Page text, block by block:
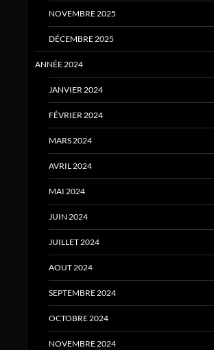
NOVEMBRE 2025
DÉCEMBRE 2025
ANNÉE 2024
JANVIER 2024
FÉVRIER 2024
MARS 2024
AVRIL 2024
MAI 2024
JUIN 2024
JUILLET 2024
AOUT 2024
SEPTEMBRE 2024
OCTOBRE 2024
NOVEMBRE 2024